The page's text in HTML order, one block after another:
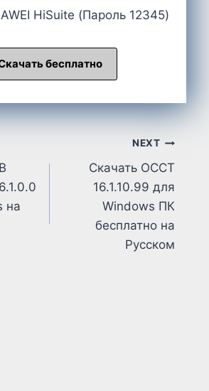
HiSuite (Пароль 12345)
бесплатно
на
NEXT
Скачать OCCT
16.1.10.99 для
Windows ПК
бесплатно на
Русском